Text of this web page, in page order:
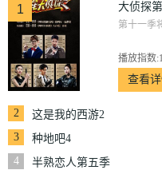
1 大侦探
第十一季
播放指数
查看
2
这是我的西游2
3
种地吧4
4
半熟恋人第五季